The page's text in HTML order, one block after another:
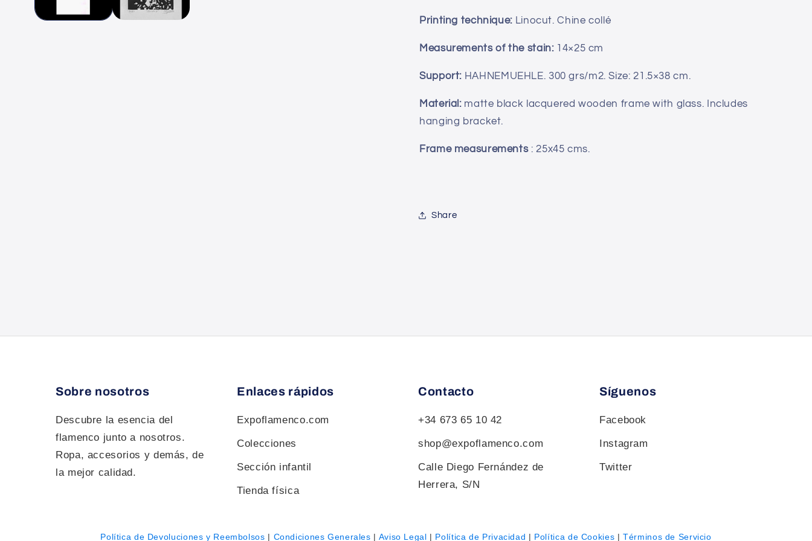
Printing technique: Linocut. Chine collé
Measurements of the stain:14×25 cm
Support: HAHNEMUEHLE. 300 grs/m2. Size: 21.5×38 cm.
Material: matte black lacquered wooden frame with glass. Includes
hanging bracket.
Frame measurements: 25x45 cms.
Share
Sobre nosotros
Descubre la esencia del
flamenco junto a nosotros.
Ropa, accesorios y demás, de
la mejor calidad.
Enlaces rápidos
Expoflamenco.com
Colecciones
Sección infantil
Tienda física
Contacto
+34 673 65 10 42
shop@expoflamenco.com
Calle Diego Fernández de
Herrera, S/N
Síguenos
Facebook
Instagram
Twitter
Política de Devoluciones y Reembolsos | Condiciones Generales | Aviso Legal | Política de Privacidad | Política de Cookies |Términos de Servicio